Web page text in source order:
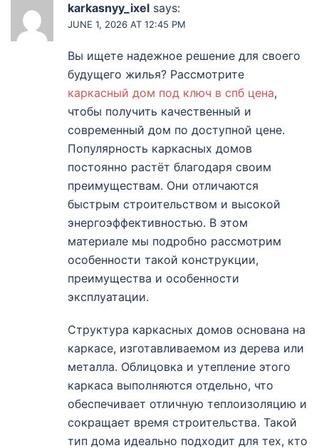
karkasnyy_ixel says:
JUNE 1, 2026 AT 12:45 PM
Вы ищете надежное решение для своего
будущего жилья? Рассмотрите
каркасный дом под ключ в спб цена,
чтобы получить качественный и
современный дом по доступной цене.
Популярность каркасных домов
постоянно растёт благодаря своим
преимуществам. Они отличаются
быстрым строительством и высокой
энергоэффективностью. В этом
материале мы подробно рассмотрим
особенности такой конструкции,
преимущества и особенности
эксплуатации.
Структура каркасных домов основана на
каркасе, изготавливаемом из дерева или
металла. Облицовка и утепление этого
каркаса выполняются отдельно, что
обеспечивает отличную теплоизоляцию и
сокращает время строительства. Такой
тип дома идеально подходит для тех, кто